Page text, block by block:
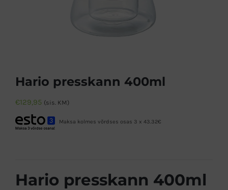
Hario presskann 400ml
€129,95 (sis. KM)
Maksa kolmes võrdses osas 3 x 43.32€
Hario presskann 400ml